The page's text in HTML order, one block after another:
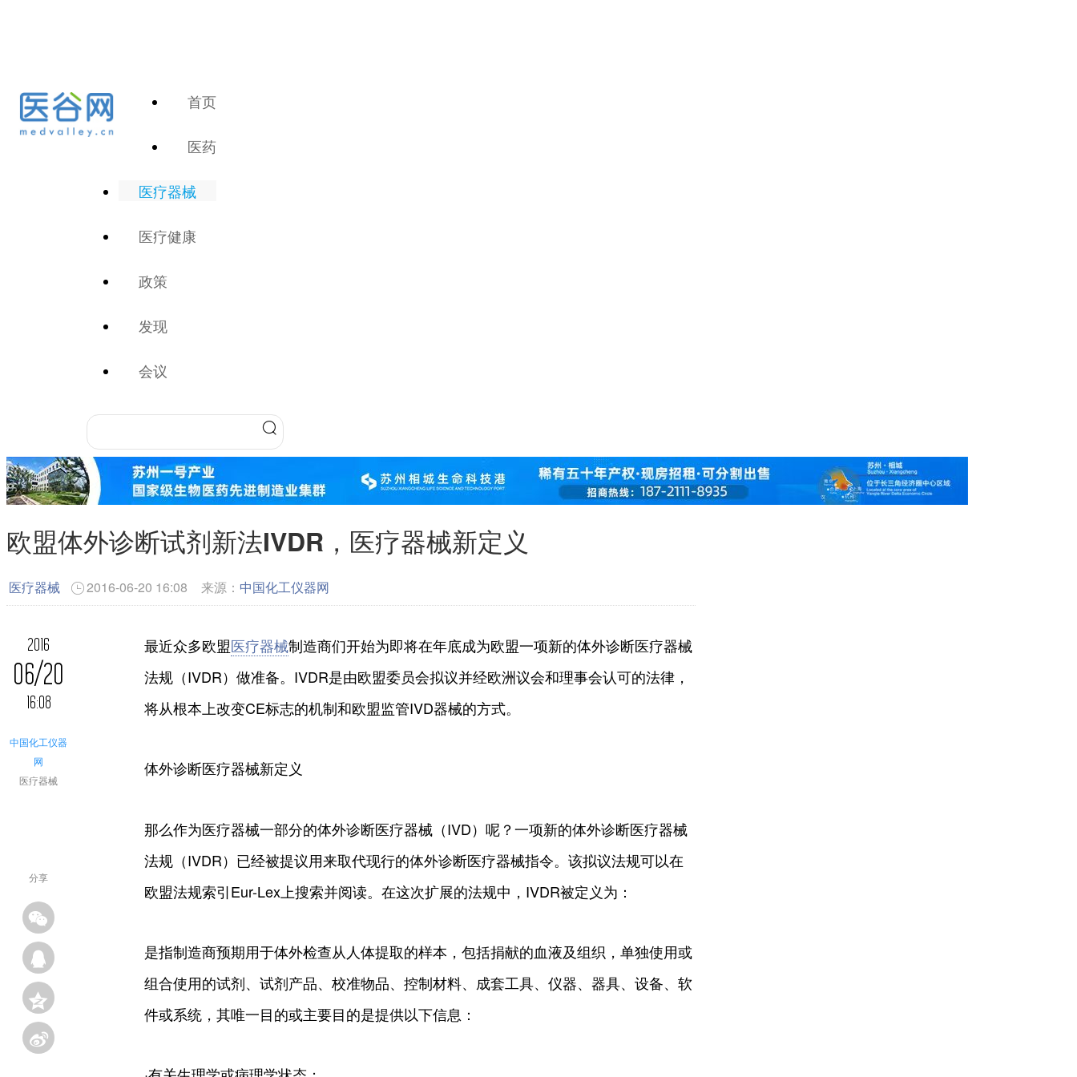
首页
医药
医疗器械
医疗健康
政策
发现
会议
欧盟体外诊断试剂新法IVDR，医疗器械新定义
医疗器械 2016-06-20 16:08 来源： 中国化工仪器网
2016
06/20
16:08
中国化工仪器
网
医疗器械
分享
最近众多欧盟医疗器械制造商们开始为即将在年底成为欧盟一项新的体外诊断医疗器械
法规（IVDR）做准备。IVDR是由欧盟委员会拟议并经欧洲议会和理事会认可的法律，
将从根本上改变CE标志的机制和欧盟监管IVD器械的方式。
体外诊断医疗器械新定义
那么作为医疗器械一部分的体外诊断医疗器械（IVD）呢？一项新的体外诊断医疗器械
法规（IVDR）已经被提议用来取代现行的体外诊断医疗器械指令。该拟议法规可以在
欧盟法规索引Eur-Lex上搜索并阅读。在这次扩展的法规中，IVDR被定义为：
是指制造商预期用于体外检查从人体提取的样本，包括捐献的血液及组织，单独使用或
组合使用的试剂、试剂产品、校准物品、控制材料、成套工具、仪器、器具、设备、软
件或系统，其唯一目的或主要目的是提供以下信息：